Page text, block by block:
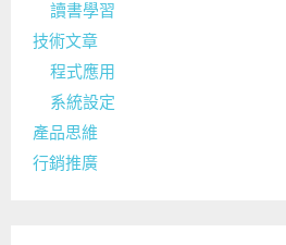
讀書學習
技術文章
程式應用
系統設定
產品思維
行銷推廣